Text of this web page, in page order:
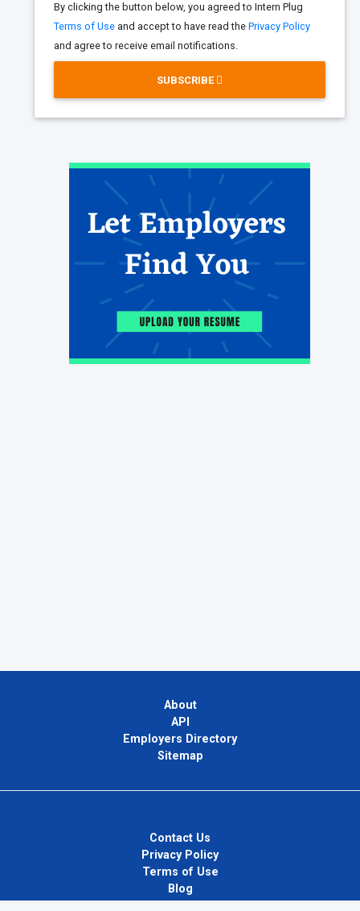
By clicking the button below, you agreed to Intern Plug
Terms of Use and accept to have read the Privacy Policy
and agree to receive email notifications.
SUBSCRIBE
About
API
Employers Directory
Sitemap
Contact Us
Privacy Policy
Terms of Use
Blog